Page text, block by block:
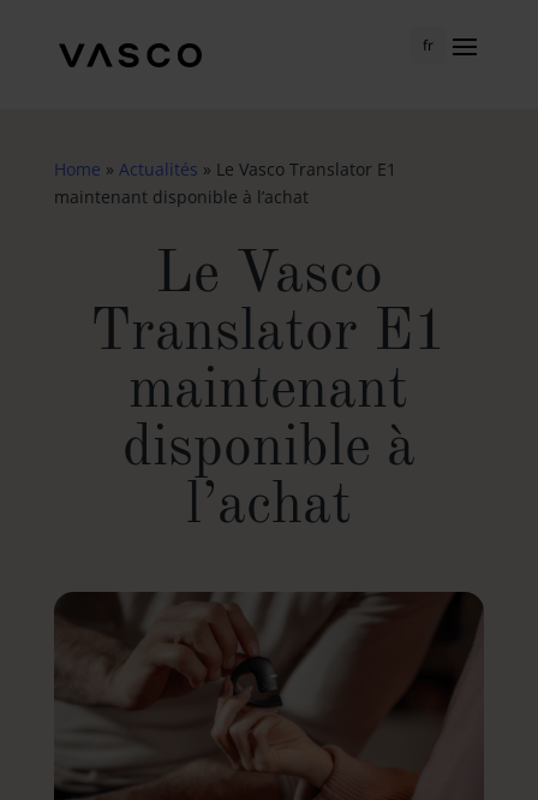
fr
Home » Actualités » Le Vasco Translator E1
maintenant disponible à l’achat
Le Vasco
Translator E1
maintenant
disponible à
l’achat